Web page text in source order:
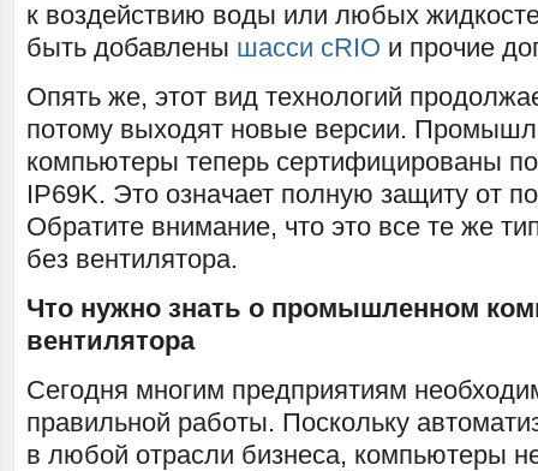
к воздействию воды или любых
быть добавлены шасси cRIO и прочие
Опять же, этот вид технологий
потому выходят новые версии.
компьютеры теперь сертифицированы
IP69K. Это означает полную защиту от
Обратите внимание, что это все те же
без вентилятора.
Что нужно знать о промышленном
вентилятора
Сегодня многим предприятиям
правильной работы. Поскольку
в любой отрасли бизнеса, компьютеры